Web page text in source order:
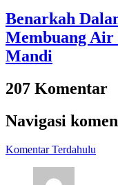
Benarkah
Membuang Air
Mandi
207 Komentar
Navigasi
Komentar Terdahulu